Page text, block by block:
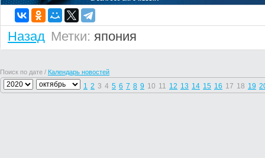
Назад Метки: япония
Поиск по дате / Календарь новостей
1 2 3 4 5 6 7 8 9 10 11 12 13 14 15 16 17 18 19